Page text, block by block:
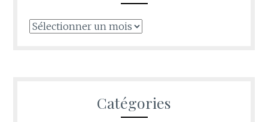
Archives
Catégories